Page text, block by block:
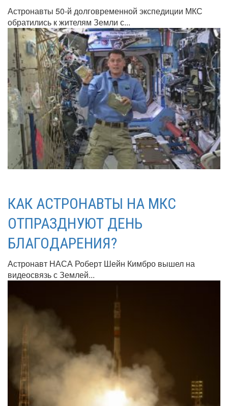
Астронавты 50-й долговременной экспедиции МКС
обратились к жителям Земли с...
КАК АСТРОНАВТЫ НА МКС
ОТПРАЗДНУЮТ ДЕНЬ
БЛАГОДАРЕНИЯ?
Астронавт НАСА Роберт Шейн Кимбро вышел на
видеосвязь с Землей...